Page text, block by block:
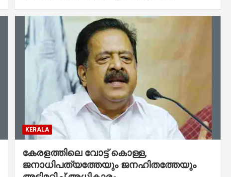
KERALA
കേരളത്തിലെ വോട്ട് കൊള്ള,
ജനാധിപത്യത്തേയും ജനഹിതത്തേയും